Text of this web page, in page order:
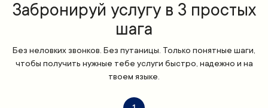
Забронируй услугу в 3 простых
шага
Без неловких звонков. Без путаницы. Только понятные шаги,
чтобы получить нужные тебе услуги быстро, надежно и на
твоем языке.